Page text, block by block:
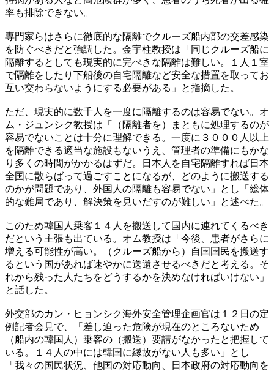
率も排除できない。
専門家らはさらに徹底的な隔離でクルーズ船内部の交差感染
を防ぐべきだと強調した。金宇柱教授は「同じクルーズ船に
隔離するとしても現実的に完ぺきな隔離は難しい。１人１室
で隔離をしたり下船後の自宅隔離など安全な措置を取ってお
互い交わらないようにする必要がある」と指摘した。
ただ、現実的に数千人を一度に隔離するのは容易でない。オ
ム・ジュンシク教授は「（隔離者を）まともに処理するのが
容易でないことは十分に理解できる。一度に３０００人以上
を隔離できる適当な施設もないうえ、管理者の準備にもかな
り多くの時間がかかるはずだ。日本人を自宅隔離すれば日本
全国に散らばって過ごすことになるが、どのように搬送する
のかが問題であり、外国人の隔離も容易でない」とし「総体
的な難局であり、解決策を見いだすのが難しい」と述べた。
このため韓国人乗客１４人を搬送して国内に連れてくるべき
だという主張も出ている。オム教授は「今後、患者がさらに
増える可能性が高い。（クルーズ船から）自国国民を搬送す
るという国があれば速やかに送還させるべきだと考える。そ
れから残った人たちをどうするかを決めなければいけない」
と話した。
外交部のカン・ヒョンシク海外安全管理企画官は１２日の定
例記者会見で、「差し迫った危険が現在のところないため
（船内の韓国人）乗客の（搬送）要請がなかったと把握して
いる。１４人の中には韓国に縁故がない人も多い」とし
「我々の国民状況、他国の対応動向、日本政府の対応動向を